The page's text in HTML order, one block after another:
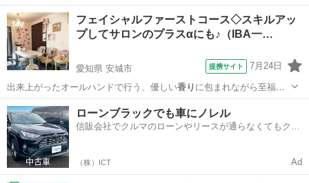
とオールハンドのタ…
岐阜 大垣市 エステ
フェイシャルファーストコース◇スキルアッ
プしてサロンのプラスαにも♪（IBA一…
愛知県 安城市 提携サイト 7月24日
出来上がったオールハンドで行う、優しい香り に包まれながら至福の
時を感じさせ、尚且…
愛知 安城市 エステ
ローンブラックでも車にノレル
信販会社でクルマのローンやリースが通らなくてもクル
（株）ICT Ad